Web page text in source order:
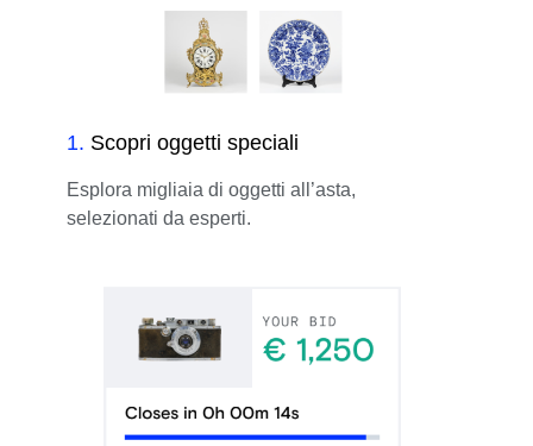
1. Scopri oggetti speciali
Esplora migliaia di oggetti all’asta,
selezionati da esperti.